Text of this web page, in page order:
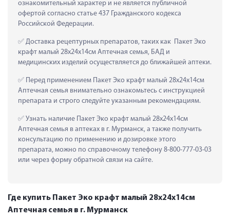
ознакомительный характер и не является публичной
офертой согласно статье 437 Гражданского кодекса
Российской Федерации.
Доставка рецептурных препаратов, таких как  Пакет Эко
крафт малый 28х24х14см Аптечная семья, БАД и
медицинских изделий осуществляется до ближайшей аптеки.
Перед применением Пакет Эко крафт малый 28х24х14см
Аптечная семья внимательно ознакомьтесь с инструкцией
препарата и строго следуйте указанным рекомендациям.
Узнать наличие Пакет Эко крафт малый 28х24х14см
Аптечная семья в аптеках в г. Мурманск, а также получить
консультацию по применению и дозировке этого
препарата, можно по справочному телефону 8-800-777-03-03
или через форму обратной связи на сайте.
Где купить Пакет Эко крафт малый 28х24х14см
Аптечная семья в г. Мурманск